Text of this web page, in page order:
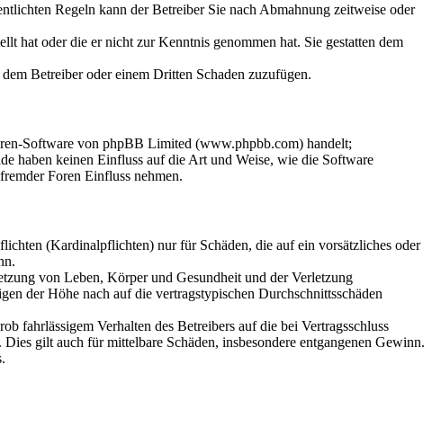
Regeln kann der Betreiber Sie nach Abmahnung zeitweise oder
hat oder die er nicht zur Kenntnis genommen hat. Sie gestatten dem
Betreiber oder einem Dritten Schaden zuzufügen.
Software von phpBB Limited (www.phpbb.com) handelt;
haben keinen Einfluss auf die Art und Weise, wie die Software
Foren Einfluss nehmen.
(Kardinalpflichten) nur für Schäden, die auf ein vorsätzliches oder
von Leben, Körper und Gesundheit und der Verletzung
der Höhe nach auf die vertragstypischen Durchschnittsschäden
fahrlässigem Verhalten des Betreibers auf die bei Vertragsschluss
gilt auch für mittelbare Schäden, insbesondere entgangenen Gewinn.